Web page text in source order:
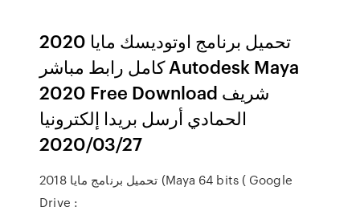
تحميل برنامج اوتوديسك مايا 2020
كامل رابط مباشر Autodesk Maya
2020 Free Download شريف
الحمادي أرسل بريدا إلكترونيا
2020/03/27
تحميل برنامج مايا 2018 (Maya 64 bits ( Google
Drive :